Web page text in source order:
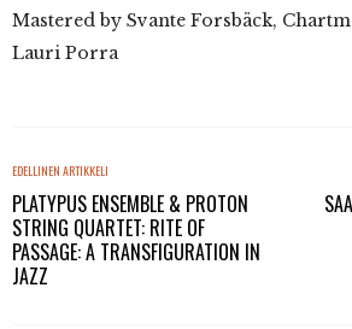
Mastered by Svante Forsbäck,
Lauri Porra
EDELLINEN ARTIKKELI
PLATYPUS ENSEMBLE & PROTON
STRING QUARTET: RITE OF
PASSAGE: A TRANSFIGURATION IN
JAZZ